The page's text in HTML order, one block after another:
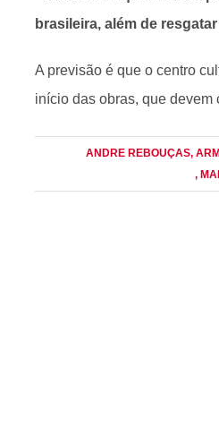
brasileira, além de
A previsão é que o centro
início das obras, que devem
ANDRE REBOUÇAS,
,